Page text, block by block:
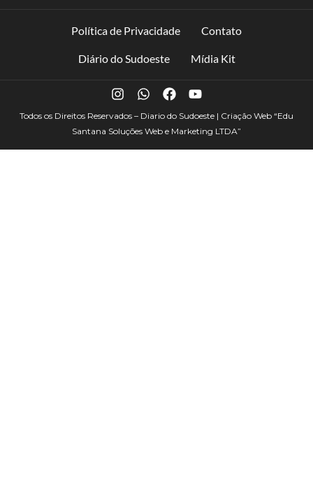
Política de Privacidade Contato
Diário do Sudoeste Mídia Kit
Todos os Direitos Reservados – Diario do Sudoeste | Criação Web “Edu
Santana Soluções Web e Marketing LTDA”